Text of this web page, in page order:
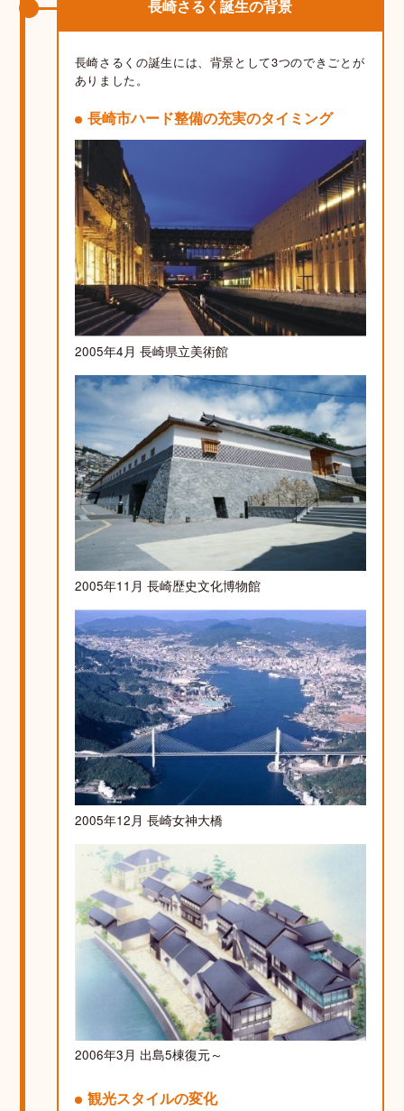
長崎さるく誕生の背景
長崎さるくの誕生には、背景として3つのできごとが
ありました。
長崎市ハード整備の充実のタイミング
2005年4月 長崎県立美術館
2005年11月 長崎歴史文化博物館
2005年12月 長崎女神大橋
2006年3月 出島5棟復元～
観光スタイルの変化